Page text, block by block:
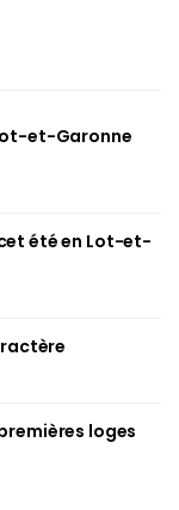
et-Garonne
été en Lot-et-
loges